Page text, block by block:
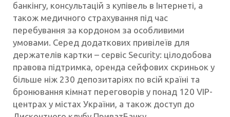
банкінгу, консультацій з купівель в Інтернеті, а
також медичного страхування під час
перебування за кордоном за особливими
умовами. Серед додаткових привілеїв для
держателів картки – сервіс Security: цілодобова
правова підтримка, оренда сейфових скриньок у
більше ніж 230 депозитаріях по всій країні та
бронювання кімнат переговорів у понад 120 VIP-
центрах у містах України, а також доступ до